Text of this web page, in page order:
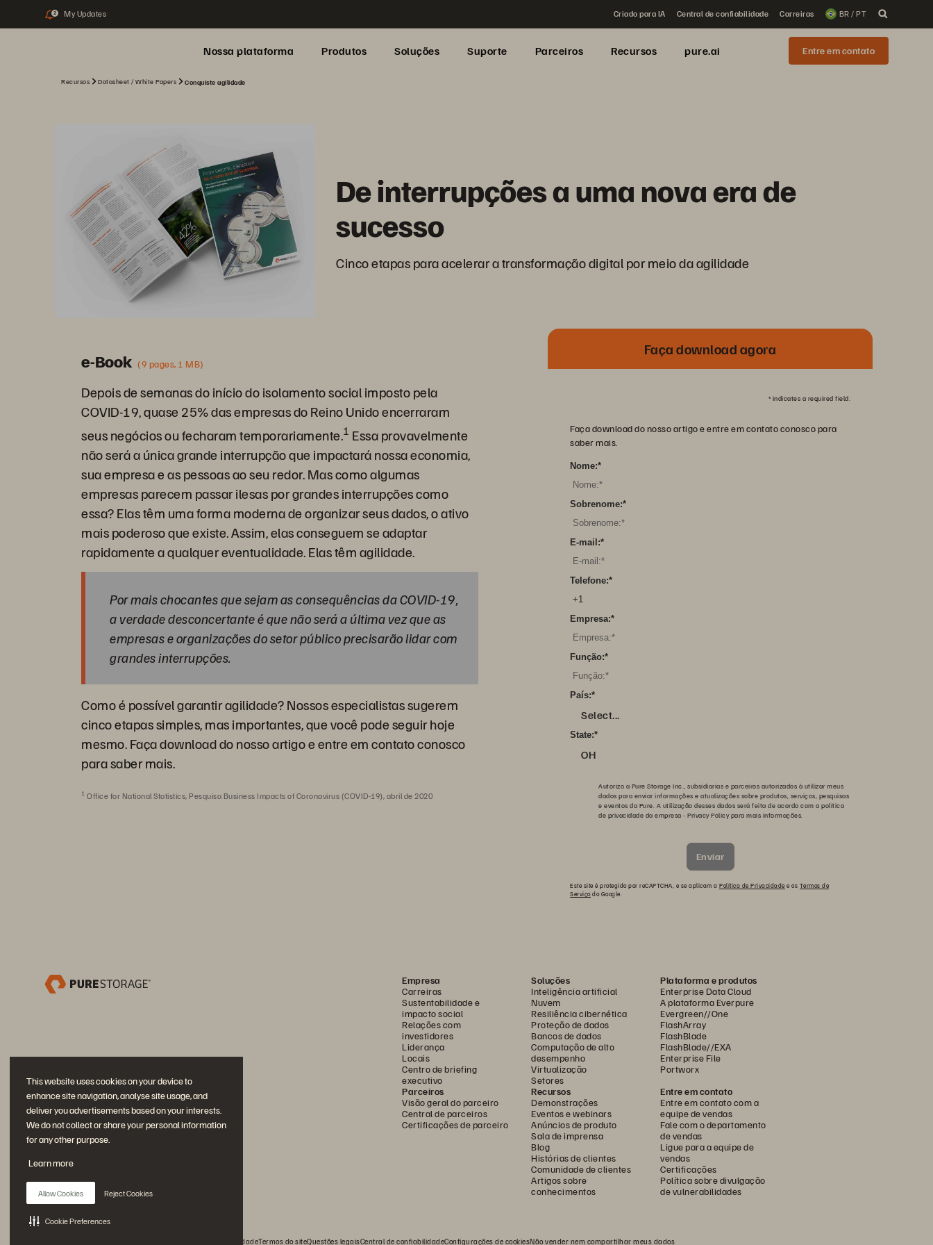
This website uses cookies on your device to
enhance site navigation, analyse site usage, and
deliver you advertisements based on your interests.
We do not collect or share your personal information
for any other purpose.
Learn more
Allow Cookies Reject Cookies
Cookie Preferences
2 My Updates Criado para IA Central de confiabilidade Carreiras BR / PT
Nossa plataforma Produtos Soluções Suporte Parceiros Recursos pure.ai Entre em contato
Recursos Datasheet / White Papers Conquiste agilidade
De interrupções a uma nova era de
sucesso
Cinco etapas para acelerar a transformação digital por meio da agilidade
e-Book (9 pages, 1 MB)
Depois de semanas do início do isolamento social imposto pela
COVID-19, quase 25% das empresas do Reino Unido encerraram
seus negócios ou fecharam temporariamente.1 Essa provavelmente
não será a única grande interrupção que impactará nossa economia,
sua empresa e as pessoas ao seu redor. Mas como algumas
empresas parecem passar ilesas por grandes interrupções como
essa? Elas têm uma forma moderna de organizar seus dados, o ativo
mais poderoso que existe. Assim, elas conseguem se adaptar
rapidamente a qualquer eventualidade. Elas têm agilidade.
Por mais chocantes que sejam as consequências da COVID-19,
a verdade desconcertante é que não será a última vez que as
empresas e organizações do setor público precisarão lidar com
grandes interrupções.
Como é possível garantir agilidade? Nossos especialistas sugerem
cinco etapas simples, mas importantes, que você pode seguir hoje
mesmo. Faça download do nosso artigo e entre em contato conosco
para saber mais.
1 Office for National Statistics, Pesquisa Business Impacts of Coronavirus (COVID-19), abril de 2020
Faça download agora
* indicates a required field.
Faça download do nosso artigo e entre em contato conosco para
saber mais.
*
Nome:
*
Sobrenome:
*
E-mail:
*
Telefone:
*
Empresa:
*
Função:
*
País:
Select...
*
State:
OH
Autorizo a Pure Storage Inc., subsidiarias e parceiros autorizados à utilizar meus
dados para enviar informações e atualizações sobre produtos, serviços, pesquisas
e eventos da Pure. A utilização desses dados será feita de acordo com a política
de privacidade da empresa - Privacy Policypara mais informações.
Enviar
Este site é protegido por reCAPTCHA, e se aplicam a Política de Privacidade e os Termos de
Serviçodo Google.
Empresa
Carreiras
Sustentabilidade e
impacto social
Relações com
investidores
Liderança
Locais
Centro de briefing
executivo
Soluções
Inteligência artificial
Nuvem
Resiliência cibernética
Proteção de dados
Bancos de dados
Computação de alto
desempenho
Virtualização
Setores
Plataforma e produtos
Enterprise Data Cloud
A plataforma Everpure
Evergreen//One
FlashArray
FlashBlade
FlashBlade//EXA
Enterprise File
Portworx
Parceiros
Visão geral do parceiro
Central de parceiros
Certificações de parceiro
Recursos
Demonstrações
Eventos e webinars
Anúncios de produto
Sala de imprensa
Blog
Histórias de clientes
Comunidade de clientes
Artigos sobre
conhecimentos
Entre em contato
Entre em contato com a
equipe de vendas
Fale com o departamento
de vendas
Ligue para a equipe de
vendas
Certificações
Política sobre divulgação
de vulnerabilidades
Participe da conversa
PrivacidadeTermos do siteQuestões legaisCentral de confiabilidadeConfigurações de cookiesNão vender nem compartilhar meus dados